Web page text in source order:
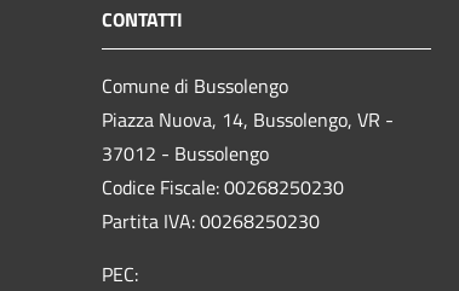
CONTATTI
Comune di Bussolengo
Piazza Nuova, 14, Bussolengo, VR -
37012 - Bussolengo
Codice Fiscale: 00268250230
Partita IVA: 00268250230
PEC: